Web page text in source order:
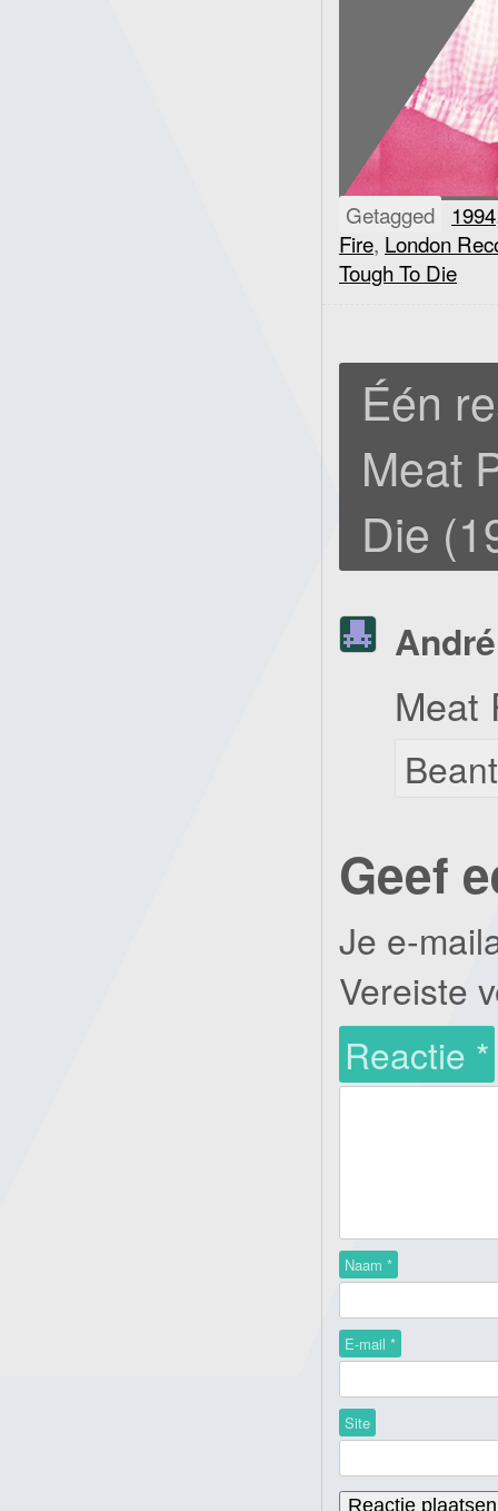
Getagged 1994
Fire, London
Tough To Die
Één
Meat
Die
André
Meat
Geef
Je e-
Vereiste
Reactie *
Naam *
E-mail *
Site